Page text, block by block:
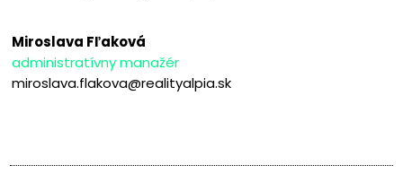
Miroslava Fľaková
administratívny manažér
miroslava.flakova@realityalpia.sk